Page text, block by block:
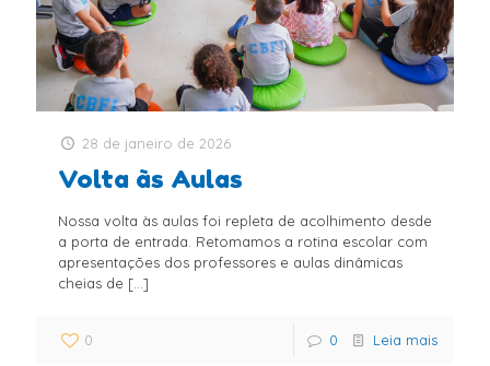
28 de janeiro de 2026
Volta às Aulas
Nossa volta às aulas foi repleta de acolhimento desde
a porta de entrada. Retomamos a rotina escolar com
apresentações dos professores e aulas dinâmicas
cheias de […]
0 0 Leia mais